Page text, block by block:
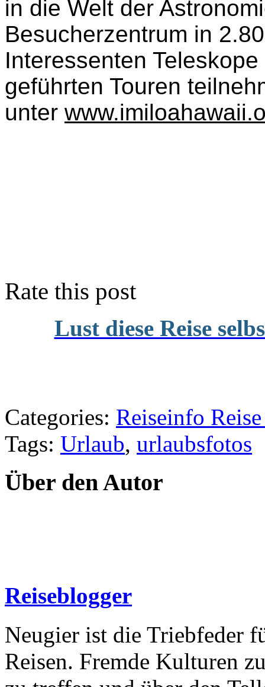
in die Welt der
Besucherzentrum in
Interessenten
geführten Touren
unter
Rate this post
Lust diese Reise
Categories: Reiseinfo
Tags: Urlaub, urlaubsfotos
Über den Autor
Reiseblogger
Neugier ist die Triebfeder
Reisen. Fremde Kulturen